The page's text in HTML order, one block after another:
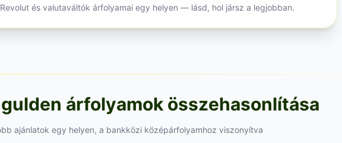
és valutaváltók árfolyamai egy helyen — lásd, hol jársz a legjobban.
árfolyamok összehasonlítása
ajánlatok egy helyen, a bankközi középárfolyamhoz viszonyítva